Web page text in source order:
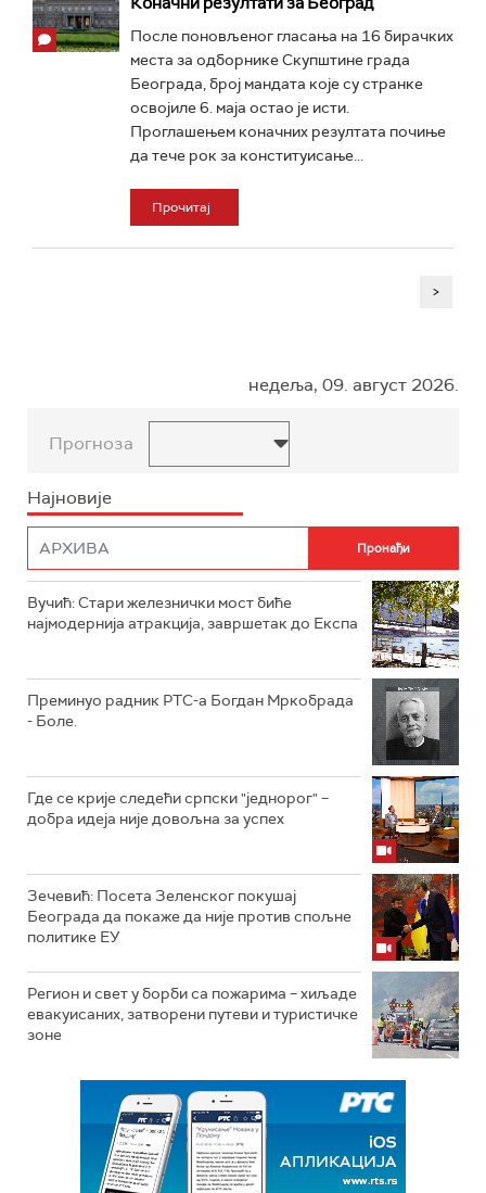
После поновљеног гласања на 16 бирачких
места за одборнике Скупштине града
Београда, број мандата које су странке
освојиле 6. маја остао је исти.
Проглашењем коначних резултата почиње
да тече рок за конституисање...
Прочитај
>
недеља, 09. август 2026.
Прогноза
Најновије
Вучић: Стари железнички мост биће
најмодернија атракција, завршетак до Експа
Преминуо радник РТС-а Богдан Мркобрада
- Боле.
Где се крије следећи српски "једнорог" –
добра идеја није довољна за успех
Зечевић: Посета Зеленског покушај
Београда да покаже да није против спољне
политике ЕУ
Регион и свет у борби са пожарима – хиљаде
евакуисаних, затворени путеви и туристичке
зоне